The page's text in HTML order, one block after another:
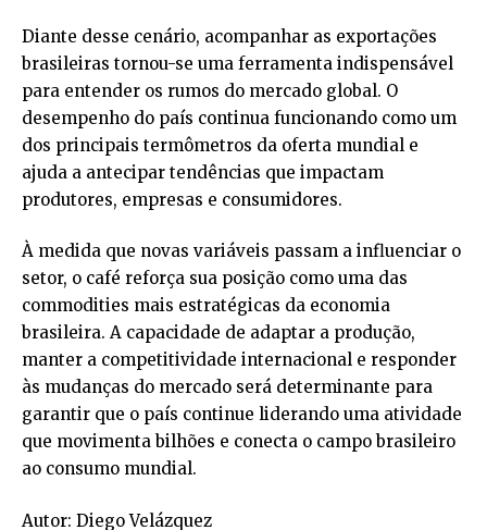
Diante desse cenário, acompanhar as exportações
brasileiras tornou-se uma ferramenta indispensável
para entender os rumos do mercado global. O
desempenho do país continua funcionando como um
dos principais termômetros da oferta mundial e
ajuda a antecipar tendências que impactam
produtores, empresas e consumidores.
À medida que novas variáveis passam a influenciar o
setor, o café reforça sua posição como uma das
commodities mais estratégicas da economia
brasileira. A capacidade de adaptar a produção,
manter a competitividade internacional e responder
às mudanças do mercado será determinante para
garantir que o país continue liderando uma atividade
que movimenta bilhões e conecta o campo brasileiro
ao consumo mundial.
Autor: Diego Velázquez